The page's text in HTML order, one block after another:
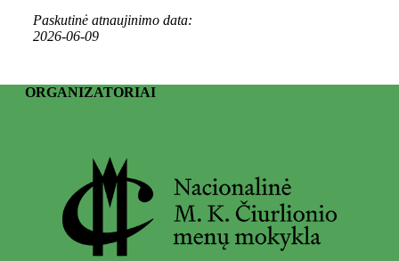
Paskutinė atnaujinimo data:
2026-06-09
ORGANIZATORIAI